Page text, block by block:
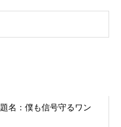
題名：僕も信号守るワン